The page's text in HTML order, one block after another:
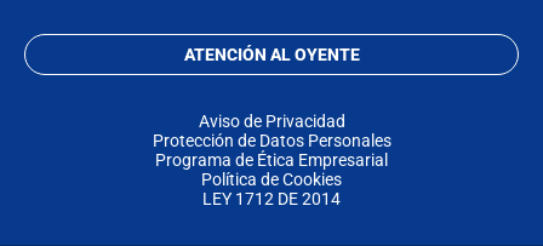
ATENCIÓN AL OYENTE
Aviso de Privacidad
Protección de Datos Personales
Programa de Ética Empresarial
Política de Cookies
LEY 1712 DE 2014